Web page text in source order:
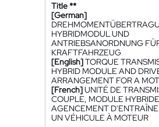
Title **
[German]
HYBRIDMODUL UND
ANTRIEBSANORDNUNG
KRAFTFAHRZEUG
[English]TORQUE
HYBRID MODULE AND
ARRANGEMENT FOR A
[French]UNITÉ DE
COUPLE, MODULE
AGENCEMENT
UN VÉHICULE À MOTEUR